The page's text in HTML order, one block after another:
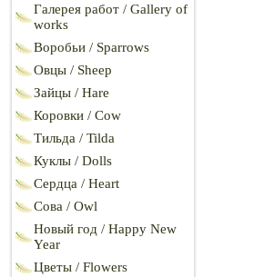
Галерея работ / Gallery of
works
Воробьи / Sparrows
Овцы / Sheep
Зайцы / Hare
Коровки / Cow
Тильда / Tilda
Куклы / Dolls
Сердца / Heart
Сова / Owl
Новый год / Happy New
Year
Цветы / Flowers